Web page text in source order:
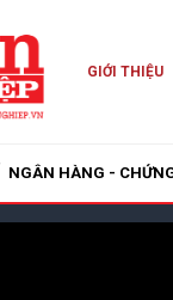
GIỚI THIỆU
NGÂN HÀNG -